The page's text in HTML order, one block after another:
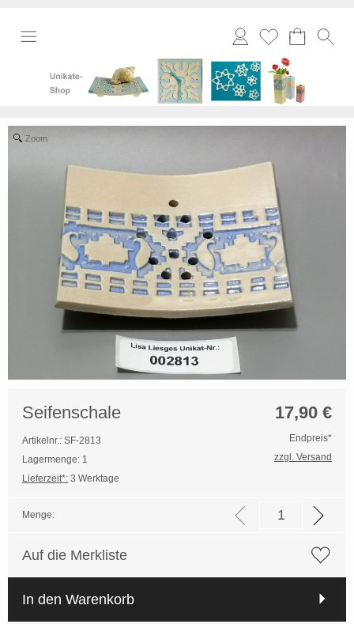
Merkliste
Zoom
17,90 €
Seifenschale
Artikelnr.: SF-2813
Lagermenge: 1
Lieferzeit*: 3 Werktage
Endpreis*
zzgl. Versand
Menge:
Auf die Merkliste
In den Warenkorb